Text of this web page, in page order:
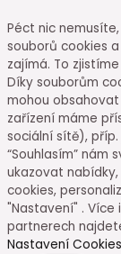
Péct nic
souborů cookies
zajímá. To
Díky souborům
mohou
zařízení máme
sociální sítě),
“Souhlasím” nám
ukazovat
cookies,
"Nastavení" .
partnerech
Nastavení Cookies